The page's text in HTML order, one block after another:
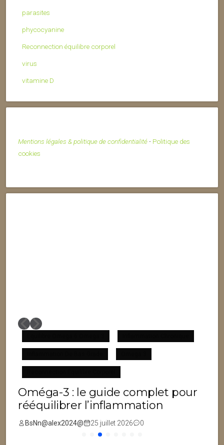
parasites
phycocyanine
Reconnection équilibre corporel
virus
vitamine D
Mentions légales & politique de confidentialité- Politique des
cookies
Oméga-3 : le guide complet pour
rééquilibrer l’inflammation
BsNn@alex2024@ 25 juillet 2026 0